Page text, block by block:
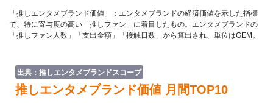
「推しエンタメブランド価値」：エンタメブランドの経済価値を示した指標
で、特に寄与度の高い「推しファン」に着目したもの。エンタメブランドの
「推しファン人数」「支出金額」「接触日数」から算出され、単位はGEM。
出典：推しエンタメブランドスコープ
推しエンタメブランド価値 月間TOP10